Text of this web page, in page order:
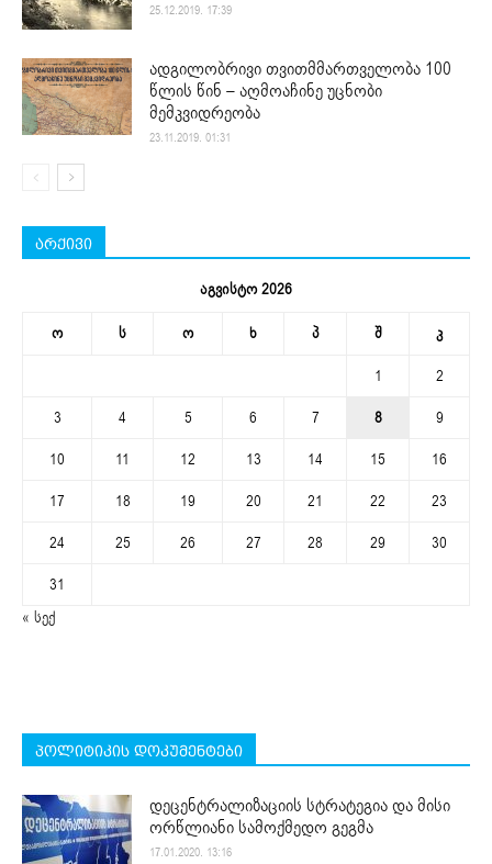
25.12.2019. 17:39
ადგილობრივი თვითმმართველობა 100
წლის წინ – აღმოაჩინე უცნობი
მემკვიდრეობა
23.11.2019. 01:31
არქივი
აგვისტო 2026
ო ს ო ხ პ შ კ
1
2
3
4 5 6 7 8
9
10
11 12 13 14 15
16
17
18 19 20 21 22
23
24
25 26 27 28 29
30
31
« სექ
პოლიტიკის დოკუმენტები
დეცენტრალიზაციის სტრატეგია და მისი
ორწლიანი სამოქმედო გეგმა
17.01.2020. 13:16